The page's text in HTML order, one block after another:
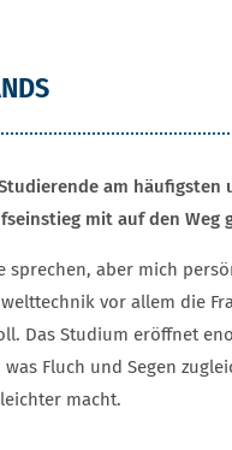
am häufigsten
mit auf den Weg
aber mich
vor allem die
Das Studium eröffnet
Fluch und Segen
macht.